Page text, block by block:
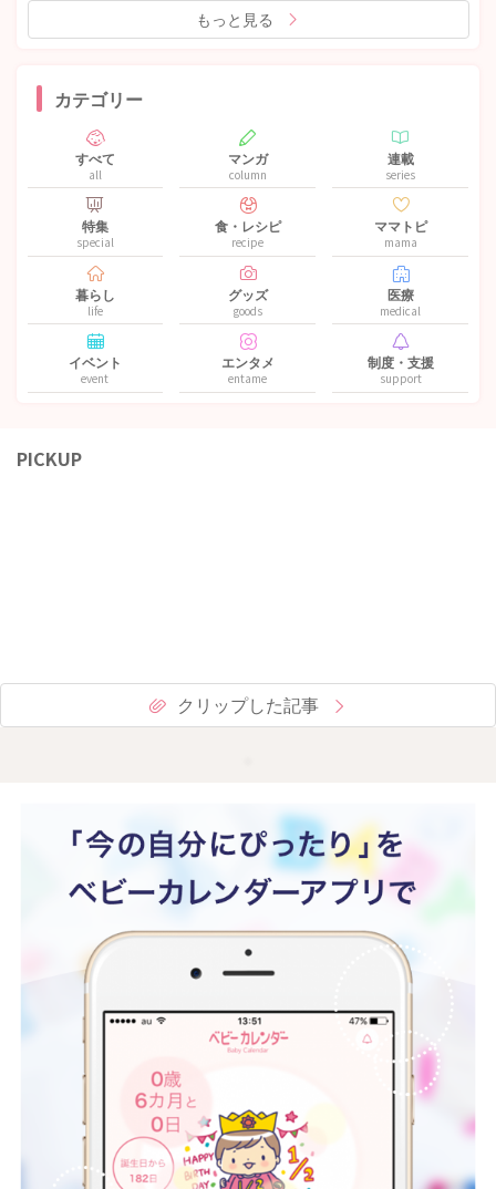
もっと見る
カテゴリー
すべて
all
マンガ
column
連載
series
特集
special
食・レシピ
recipe
ママトピ
mama
暮らし
life
グッズ
goods
医療
medical
イベント
event
エンタメ
entame
制度・支援
support
PICKUP
クリップした記事